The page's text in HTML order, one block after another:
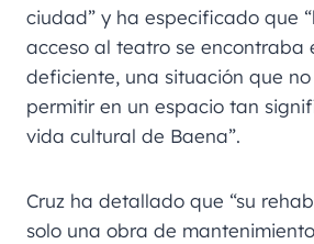
ciudad” y ha especificado que
acceso al teatro se encontraba
deficiente, una situación que
permitir en un espacio tan
vida cultural de Baena”.
Cruz ha detallado que “su
solo una obra de